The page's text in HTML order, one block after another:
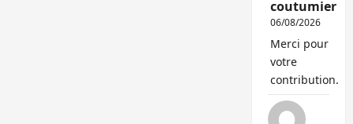
coutumier
06/08/2026
Merci pour
votre
contribution.